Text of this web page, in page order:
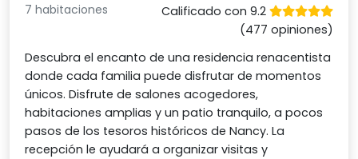
7 habitaciones
Calificado con 9.2
(477 opiniones)
Descubra el encanto de una residencia renacentista
donde cada familia puede disfrutar de momentos
únicos. Disfrute de salones acogedores,
habitaciones amplias y un patio tranquilo, a pocos
pasos de los tesoros históricos de Nancy. La
recepción le ayudará a organizar visitas y